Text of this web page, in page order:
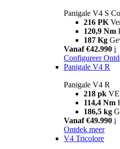
Panigale V4 S
216 PK
120,9 Nm
187 Kg
Vanaf €42.990 i
Configureer
Panigale V4 R
Panigale V4 R
218 pk
114,4 Nm
186,5 kg
Vanaf €49.990 i
Ontdek meer
V4 Tricolore